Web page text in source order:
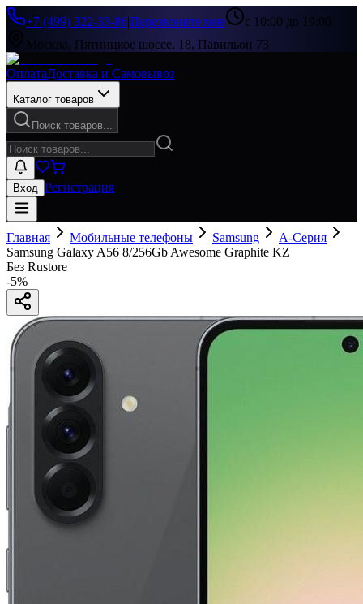
+7 (499) 322-33-86|Перезвоните мне
с 10:00 до 19:00
Москва, Пятницкое шоссе, 18, Павильон 73
ОплатаДоставка и Самовывоз
Каталог товаров
Поиск товаров...
Вход Регистрация
Главная Мобильные телефоны Samsung
A-Серия
Samsung Galaxy A56 8/256Gb Awesome Graphite KZ
Без Rustore
-5%